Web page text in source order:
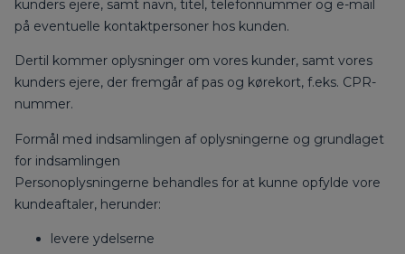
kunders ejere, samt navn, titel, telefonnummer og e-mail
på eventuelle kontaktpersoner hos kunden.
Dertil kommer oplysninger om vores kunder, samt vores
kunders ejere, der fremgår af pas og kørekort, f.eks. CPR-
nummer.
Formål med indsamlingen af oplysningerne og grundlaget
for indsamlingen
Personoplysningerne behandles for at kunne opfylde vore
kundeaftaler, herunder:
levere ydelserne